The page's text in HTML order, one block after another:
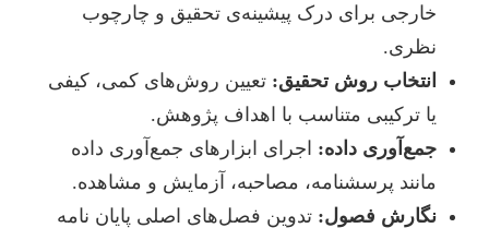
خارجی برای درک پیشینه‌ی تحقیق و چارچوب
نظری.
انتخاب روش تحقیق: تعیین روش‌های کمی، کیفی
یا ترکیبی متناسب با اهداف پژوهش.
جمع‌آوری داده: اجرای ابزارهای جمع‌آوری داده
مانند پرسشنامه، مصاحبه، آزمایش و مشاهده.
نگارش فصول: تدوین فصل‌های اصلی پایان نامه